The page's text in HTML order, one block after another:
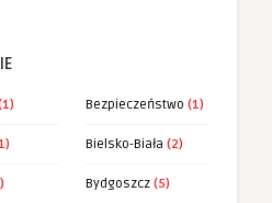
Bezpieczeństwo (1)
Bielsko-Biała (2)
Bydgoszcz (5)